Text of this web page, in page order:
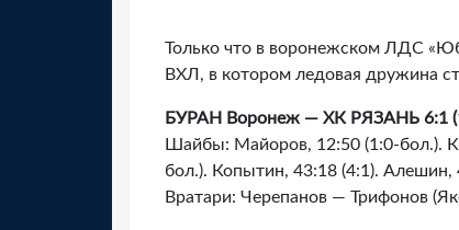
Только что в воронежском ЛДС
ВХЛ, в котором ледовая дружина
БУРАН Воронеж — ХК РЯЗАНЬ 6:1
Шайбы: Майоров, 12:50 (1:0-бол.).
бол.). Копытин, 43:18 (4:1).
Вратари: Черепанов — Трифонов